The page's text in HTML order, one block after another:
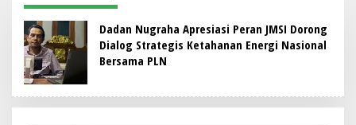
Dadan Nugraha Apresiasi Peran JMSI Dorong
Dialog Strategis Ketahanan Energi Nasional
Bersama PLN